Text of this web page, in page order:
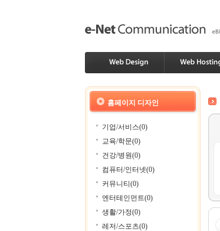
홈페이지 디자인
기업/서비스(0)
교육/학문(0)
건강/병원(0)
컴퓨터/인터넷(0)
커뮤니티(0)
엔터테인먼트(0)
생활/가정(0)
레저/스포츠(0)